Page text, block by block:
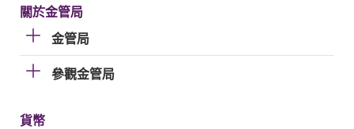
關於金管局
金管局
參觀金管局
貨幣